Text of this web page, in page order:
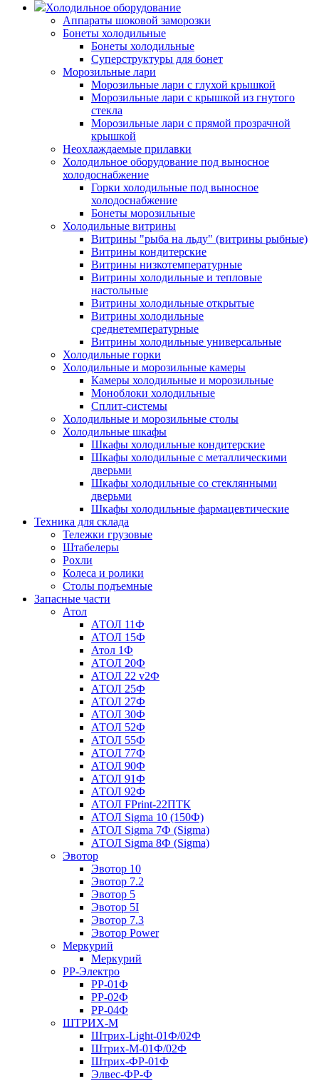
Холодильное оборудование
Аппараты шоковой заморозки
Бонеты холодильные
Бонеты холодильные
Суперструктуры для бонет
Морозильные лари
Морозильные лари с глухой крышкой
Морозильные лари с крышкой из гнутого
стекла
Морозильные лари с прямой прозрачной
крышкой
Неохлаждаемые прилавки
Холодильное оборудование под выносное
холодоснабжение
Горки холодильные под выносное
холодоснабжение
Бонеты морозильные
Холодильные витрины
Витрины "рыба на льду" (витрины рыбные)
Витрины кондитерские
Витрины низкотемпературные
Витрины холодильные и тепловые
настольные
Витрины холодильные открытые
Витрины холодильные
среднетемпературные
Витрины холодильные универсальные
Холодильные горки
Холодильные и морозильные камеры
Камеры холодильные и морозильные
Моноблоки холодильные
Сплит-системы
Холодильные и морозильные столы
Холодильные шкафы
Шкафы холодильные кондитерские
Шкафы холодильные с металлическими
дверьми
Шкафы холодильные со стеклянными
дверьми
Шкафы холодильные фармацевтические
Техника для склада
Тележки грузовые
Штабелеры
Рохли
Колеса и ролики
Столы подъемные
Запасные части
Атол
АТОЛ 11Ф
АТОЛ 15Ф
Атол 1Ф
АТОЛ 20Ф
АТОЛ 22 v2Ф
АТОЛ 25Ф
АТОЛ 27Ф
АТОЛ 30Ф
АТОЛ 52Ф
АТОЛ 55Ф
АТОЛ 77Ф
АТОЛ 90Ф
АТОЛ 91Ф
АТОЛ 92Ф
АТОЛ FPrint-22ПТК
АТОЛ Sigma 10 (150Ф)
АТОЛ Sigma 7Ф (Sigma)
АТОЛ Sigma 8Ф (Sigma)
Эвотор
Эвотор 10
Эвотор 7.2
Эвотор 5
Эвотор 5I
Эвотор 7.3
Эвотор Power
Меркурий
Меркурий
РР-Электро
РР-01Ф
РР-02Ф
РР-04Ф
ШТРИХ-М
Штрих-Light-01Ф/02Ф
Штрих-М-01Ф/02Ф
Штрих-ФР-01Ф
Элвес-ФР-Ф